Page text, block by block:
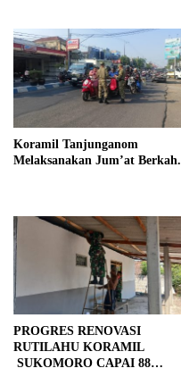
Koramil Tanjunganom
Melaksanakan Jum’at Berkah.
PROGRES RENOVASI
RUTILAHU KORAMIL
SUKOMORO CAPAI 88